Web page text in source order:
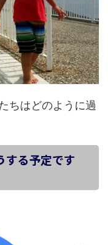
ちはどのように過
する予定です